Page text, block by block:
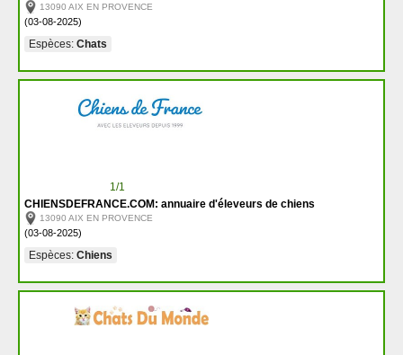
13090 AIX EN PROVENCE
(03-08-2025)
Espèces: Chats
1/1
CHIENSDEFRANCE.COM: annuaire d'éleveurs de chiens
13090 AIX EN PROVENCE
(03-08-2025)
Espèces: Chiens